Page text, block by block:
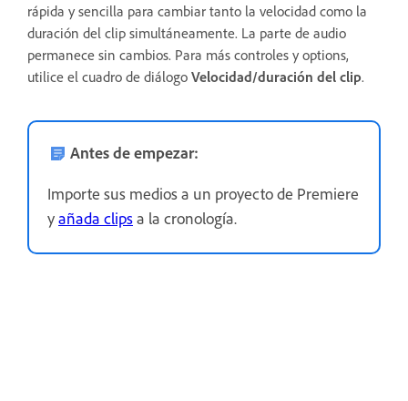
rápida y sencilla para cambiar tanto la velocidad como la
duración del clip simultáneamente. La parte de audio
permanece sin cambios. Para más controles y options,
utilice el cuadro de diálogo Velocidad/duración del clip.
Antes de empezar:
Importe sus medios a un proyecto de Premiere
yañada clipsa la cronología.